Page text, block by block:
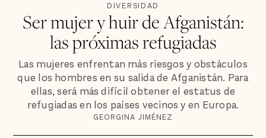
DIVERSIDAD
Ser mujer y huir de Afganistán:
las próximas refugiadas
Las mujeres enfrentan más riesgos y obstáculos
que los hombres en su salida de Afganistán. Para
ellas, será más difícil obtener el estatus de
refugiadas en los países vecinos y en Europa.
GEORGINA JIMÉNEZ